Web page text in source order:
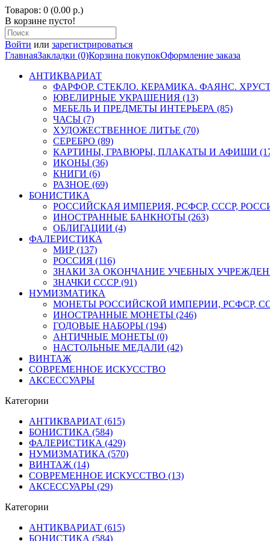
Товаров: 0 (0.00 р.)
В корзине пусто!
Войти или зарегистрироваться
ГлавнаяЗакладки (0)Корзина покупокОформление заказа
АНТИКВАРИАТ
ФАРФОР. СТЕКЛО. КЕРАМИКА. ФАЯНС.
ЮВЕЛИРНЫЕ УКРАШЕНИЯ (13)
МЕБЕЛЬ И ПРЕДМЕТЫ ИНТЕРЬЕРА (85)
ЧАСЫ (7)
ХУДОЖЕСТВЕННОЕ ЛИТЬЕ (70)
СЕРЕБРО (89)
КАРТИНЫ, ГРАВЮРЫ, ПЛАКАТЫ И АФИШИ
ИКОНЫ (36)
КНИГИ (6)
РАЗНОЕ (69)
БОНИСТИКА
РОССИЙСКАЯ ИМПЕРИЯ, РСФСР, СССР,
ИНОСТРАННЫЕ БАНКНОТЫ (263)
ОБЛИГАЦИИ (4)
ФАЛЕРИСТИКА
МИР (137)
РОССИЯ (116)
ЗНАКИ ЗА ОКОНЧАНИЕ УЧЕБНЫХ
ЗНАЧКИ СССР (91)
НУМИЗМАТИКА
МОНЕТЫ РОССИЙСКОЙ ИМПЕРИИ, РСФСР,
ИНОСТРАННЫЕ МОНЕТЫ (246)
ГОДОВЫЕ НАБОРЫ (194)
АНТИЧНЫЕ МОНЕТЫ (0)
НАСТОЛЬНЫЕ МЕДАЛИ (42)
ВИНТАЖ
СОВРЕМЕННОЕ ИСКУССТВО
АКСЕССУАРЫ
Категории
АНТИКВАРИАТ (615)
БОНИСТИКА (584)
ФАЛЕРИСТИКА (429)
НУМИЗМАТИКА (570)
ВИНТАЖ (14)
СОВРЕМЕННОЕ ИСКУССТВО (13)
АКСЕССУАРЫ (29)
Категории
АНТИКВАРИАТ (615)
БОНИСТИКА (584)